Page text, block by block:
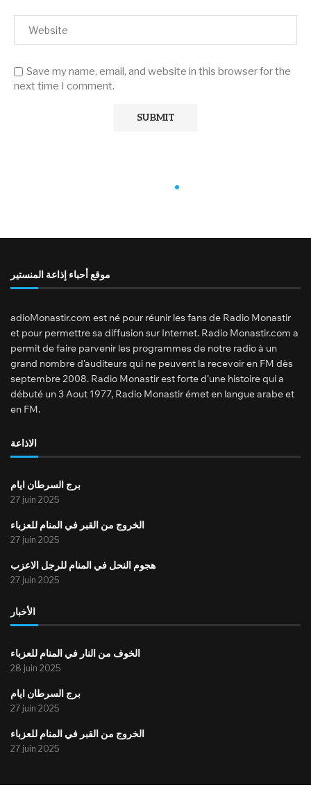
Save my name, email, and website in this browser for the
next time I comment.
موقع أحباء إذاعة المنستير
adioMonastir.com est né pour réunir les fans de Radio Monastir
et pour permettre sa diffusion sur Internet. Radio Monastir.com a
permit de faire parvenir les programmes de notre radio à un
grand nombre d’auditeurs qui ne peuvent la recevoir en FM dès
septembre 2008. Radio Monastir est forte d’une histoire qui a
débuté un 3 Aout 1977, Radio Monastir émet en langue arabe et
en FM.
الاذاعة
برج السرطان ايام
27 juin 2025
الخروج من القبر في المنام للعزباء
27 juin 2025
هجوم النحل في المنام للرجل الاعزب
27 juin 2025
الأخبار
الخوف من النار في المنام للعزباء
28 juin 2025
برج السرطان ايام
27 juin 2025
الخروج من القبر في المنام للعزباء
27 juin 2025